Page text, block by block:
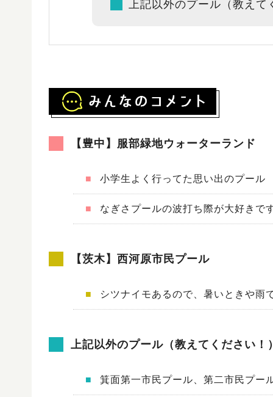
上記以外のプール（教えて
【豊中】服部緑地ウォーターランド
■ 小学生よく行ってた思い出のプール
■ なぎさプールの波打ち際が大好きで
【茨木】西河原市民プール
■ シツナイモあるので、暑いときや雨
上記以外のプール（教えてください！
■ 箕面第一市民プール、第二市民プー